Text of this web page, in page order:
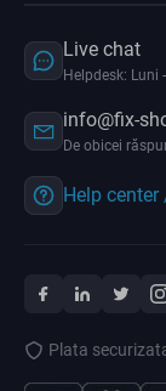
Live chat
Helpdesk: Luni
info@fix-
De obicei
Help center
Plata